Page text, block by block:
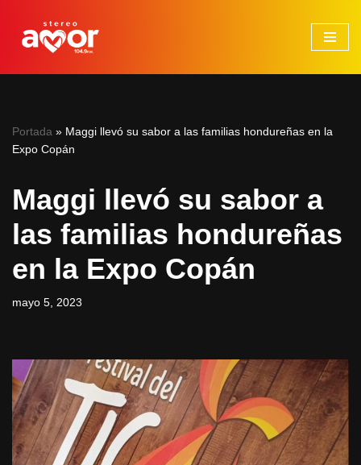
Saltar
Portada » Maggi llevó su sabor a las familias hondureñas en la
Expo Copán
Maggi llevó su sabor a
las familias hondureñas
en la Expo Copán
mayo 5, 2023